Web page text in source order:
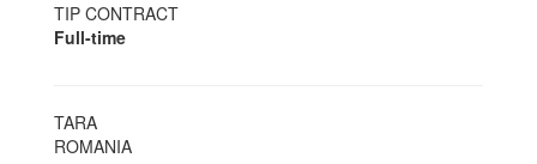
TIP CONTRACT
Full-time
TARA
ROMANIA